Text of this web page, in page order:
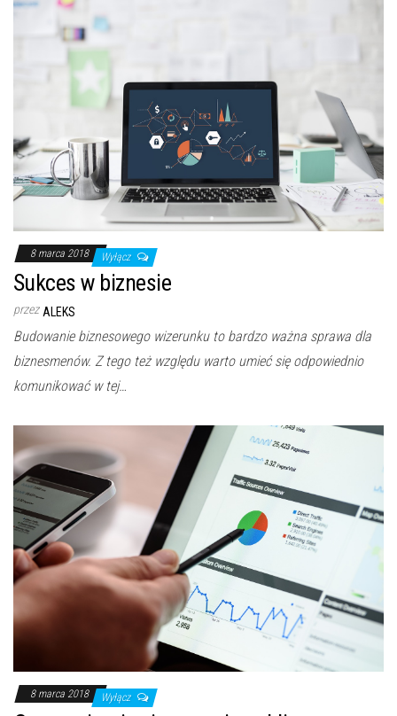
8 marca 2018 Wyłącz
Sukces w biznesie
przez ALEKS
Budowanie biznesowego wizerunku to bardzo ważna sprawa dla
biznesmenów. Z tego też względu warto umieć się odpowiednio
komunikować w tej…
8 marca 2018 Wyłącz